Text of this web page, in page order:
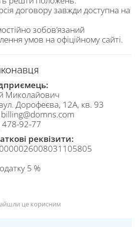
договору завжди доступна на
зобов’язаний
умов на офіційному сайті.
Миколайович
Дорофеєва, 12А, кв. 93
92-77
реквізити:
5 %
це корисним